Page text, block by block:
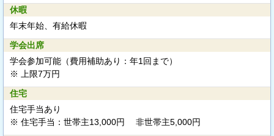
休暇
年末年始、有給休暇
学会出席
学会参加可能（費用補助あり：年1回まで）
※ 上限7万円
住宅
住宅手当あり
※ 住宅手当：世帯主13,000円 非世帯主5,000円